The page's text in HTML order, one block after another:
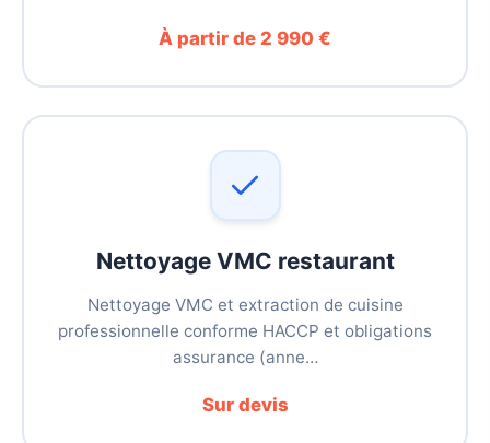
À partir de 2 990 €
Nettoyage VMC restaurant
Nettoyage VMC et extraction de cuisine
professionnelle conforme HACCP et obligations
assurance (anne…
Sur devis